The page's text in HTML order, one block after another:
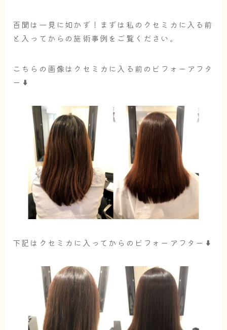
百聞は一見に如かず！まずは私のクセミカに入る前
と入ってからの施術事例をご覧ください。
こちらの画像はクセミカに入る前のビフォーアフタ
ー⬇︎
下記はクセミカに入ってからのビフォーアフター⬇︎